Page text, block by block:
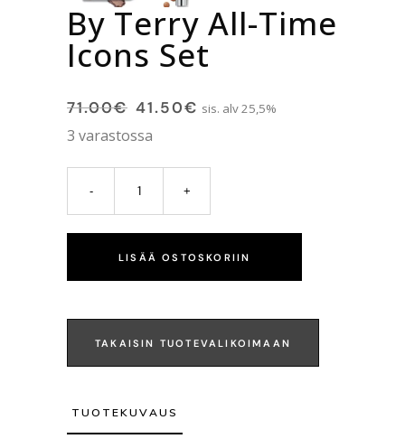
By Terry All-Time
Icons Set
71.00€ 41.50€ sis. alv 25,5%
3 varastossa
LISÄÄ OSTOSKORIIN
TAKAISIN TUOTEVALIKOIMAAN
TUOTEKUVAUS